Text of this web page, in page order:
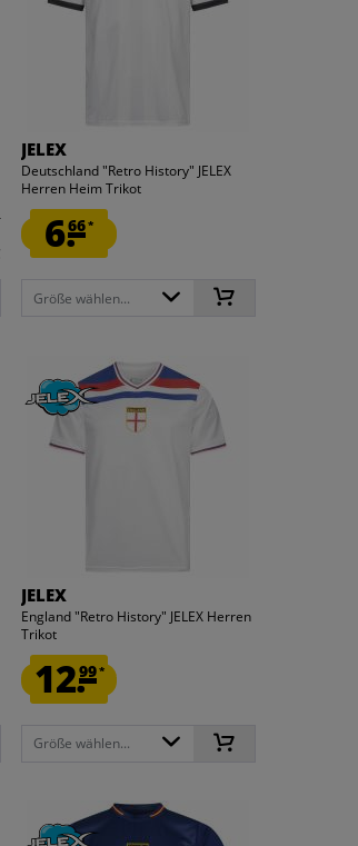
JELEX
Deutschland "Retro History" JELEX
Herren Heim Trikot
6.66*
Größe wählen...
JELEX
England "Retro History" JELEX Herren
Trikot
12.99*
Größe wählen...